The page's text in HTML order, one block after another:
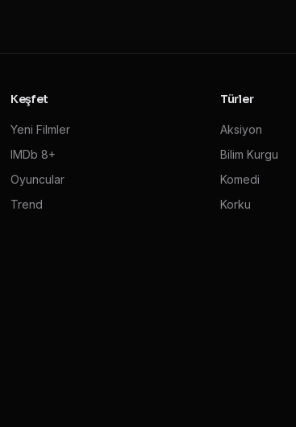
Keşfet
Yeni Filmler
IMDb 8+
Oyuncular
Trend
Türler
Aksiyon
Bilim Kurgu
Komedi
Korku